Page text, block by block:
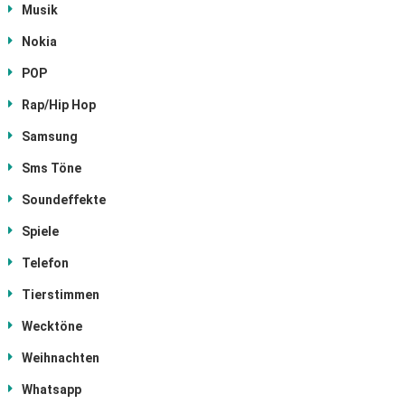
Musik
Nokia
POP
Rap/Hip Hop
Samsung
Sms Töne
Soundeffekte
Spiele
Telefon
Tierstimmen
Wecktöne
Weihnachten
Whatsapp